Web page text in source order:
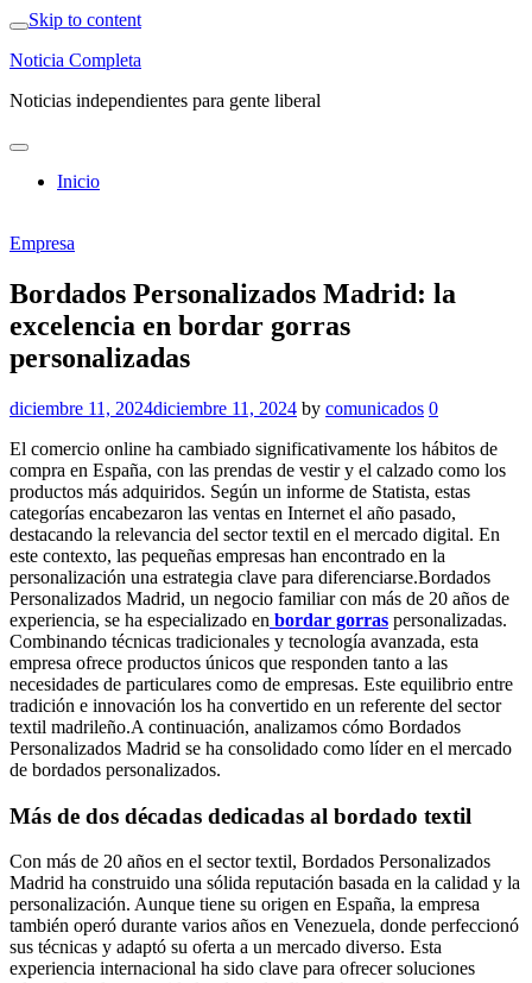
Skip to content
Noticia Completa
Noticias independientes para gente liberal
Inicio
Empresa
Bordados Personalizados Madrid: la
excelencia en bordar gorras
personalizadas
diciembre 11, 2024diciembre 11, 2024 by comunicados 0
El comercio online ha cambiado significativamente los hábitos de
compra en España, con las prendas de vestir y el calzado como los
productos más adquiridos. Según un informe de Statista, estas
categorías encabezaron las ventas en Internet el año pasado,
destacando la relevancia del sector textil en el mercado digital. En
este contexto, las pequeñas empresas han encontrado en la
personalización una estrategia clave para diferenciarse.Bordados
Personalizados Madrid, un negocio familiar con más de 20 años de
experiencia, se ha especializado en bordar gorras personalizadas.
Combinando técnicas tradicionales y tecnología avanzada, esta
empresa ofrece productos únicos que responden tanto a las
necesidades de particulares como de empresas. Este equilibrio entre
tradición e innovación los ha convertido en un referente del sector
textil madrileño.A continuación, analizamos cómo Bordados
Personalizados Madrid se ha consolidado como líder en el mercado
de bordados personalizados.
Más de dos décadas dedicadas al bordado textil
Con más de 20 años en el sector textil, Bordados Personalizados
Madrid ha construido una sólida reputación basada en la calidad y la
personalización. Aunque tiene su origen en España, la empresa
también operó durante varios años en Venezuela, donde perfeccionó
sus técnicas y adaptó su oferta a un mercado diverso. Esta
experiencia internacional ha sido clave para ofrecer soluciones